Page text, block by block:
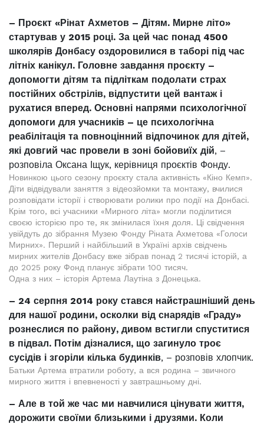
– Проєкт «Рінат Ахметов – Дітям. Мирне літо»
стартував у 2015 році. За цей час понад 4500
школярів Донбасу оздоровилися в таборі під час
літніх канікул. Головне завдання проєкту –
допомогти дітям та підліткам подолати страх
постійних обстрілів, відпустити цей вантаж і
рухатися вперед. Основні напрями психологічної
допомоги для учасників – це психологічна
реабілітація та повноцінний відпочинок для дітей,
які довгий час провели в зоні бойовиїх дій, –
розповіла Оксана Іщук, керівниця проєктів Фонду.
Новинкою цього сезону проєкту стала активність «Кіно Кемп».
Діти відвідували заняття з відеозйомки та монтажу, вчилися
розповідати історії і створювати ролики про події на Донбасі.
Крім того, всі учасники «Мирного літа» могли поділитися
своєю історією про те, як змінилася їхня доля. Ці свідчення
увійдуть до зібрання Музею Фонду Ріната Ахметова «Голоси
Мирних». Перший і найбільший в Україні архів свідчень
мирних жителів Донбасу вже зібрав понад 2 тисячі історій, а
до 2025 року Фонд планує зібрати 100 тисяч.
Одна з них – історія Артема Лаутіна з Донецька.
– 24 серпня 2014 року стався найстрашніший день
для нашої родини, осколки від снарядів «Граду»
рознеслися по району, дивом встигли спуститися
в підвал. Потім дізналися, що загинуло троє
сусідів і згоріли кілька будинків, – розповів хлопчик.
Батьки Артема втратили роботу, а вся родина – звичного
мирного життя і впевненості у завтрашньому дні.
– Але в той же час ми навчилися цінувати життя,
дорожити своїми близькими і друзями. Коли